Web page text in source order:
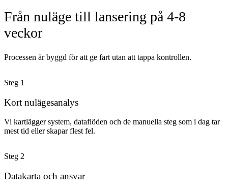
Från nuläge till lansering på 4-8
veckor
Processen är byggd för att ge fart utan att tappa kontrollen.
Steg 1
Kort nulägesanalys
Vi kartlägger system, dataflöden och de manuella steg som i dag tar
mest tid eller skapar flest fel.
Steg 2
Datakarta och ansvar